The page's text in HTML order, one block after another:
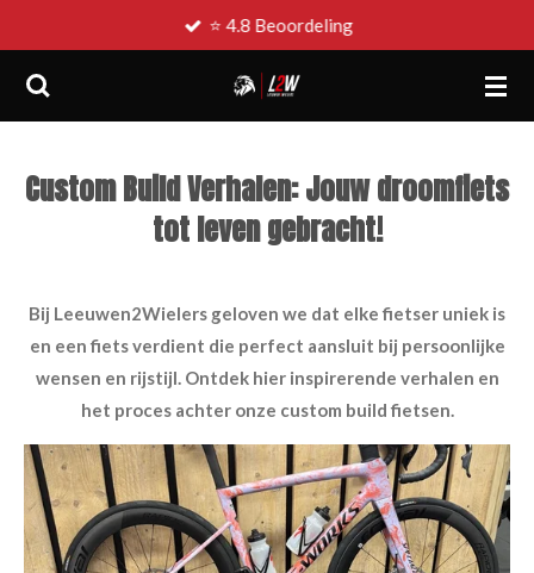
naar
de
⭐ 4.8 Beoordeling
Custom Build Verhalen: Jouw droomfiets
tot leven gebracht!
Bij Leeuwen2Wielers geloven we dat elke fietser uniek is
en een fiets verdient die perfect aansluit bij persoonlijke
wensen en rijstijl. Ontdek hier inspirerende verhalen en
het proces achter onze custom build fietsen.